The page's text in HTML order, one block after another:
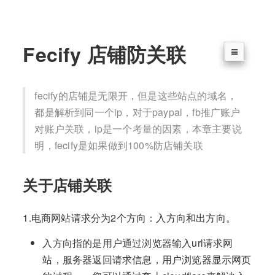
Fecify 店铺防关联
fecify的店铺是无限开，但是这些站点的域名，
都是解析到同一个ip，对于paypal，fb推广账户
对账户关联，ip是一个考量的因素，本章主要说
明，fecify是如果做到100%防店铺关联
关于店铺关联
1.电商网站请求分为2个方向：入方向和出方向。
入方向指的是用户通过浏览器输入url请求网
站，服务器返回请求信息，用户浏览器显示网页